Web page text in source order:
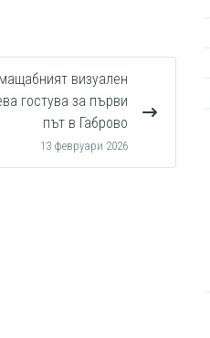
визуален
гостува за първи
път в Габрово
13 февруари 2026